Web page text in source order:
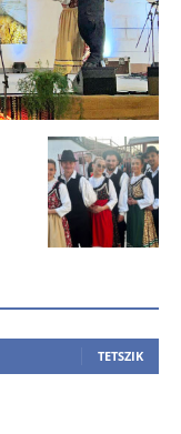
TETSZIK